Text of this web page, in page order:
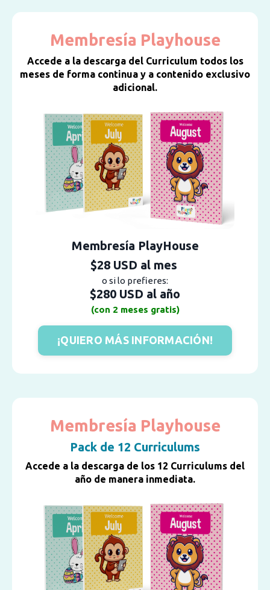
Membresía Playhouse
Accede a la descarga del Curriculum todos los
meses de forma continua y a contenido exclusivo
adicional.
Membresía PlayHouse
$28 USD al mes
o si lo prefieres:
$280 USD al año
(con 2 meses gratis)
¡QUIERO MÁS INFORMACIÓN!
Membresía Playhouse
Pack de 12 Curriculums
Accede a la descarga de los 12 Curriculums del
año de manera inmediata.